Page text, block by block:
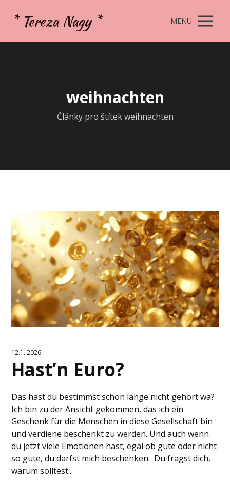
* Tereza Nagy * MENÜ
weihnachten
Články pro štítek weihnachten
12.1. 2026
Hast’n Euro?
Das hast du bestimmst schon lange nicht gehört wa?
Ich bin zu der Ansicht gekommen, das ich ein
Geschenk für die Menschen in diese Gesellschaft bin
und verdiene beschenkt zu werden. Und auch wenn
du jetzt viele Emotionen hast, egal ob gute oder nicht
so gute, du darfst mich beschenken. Du fragst dich,
warum solltest...